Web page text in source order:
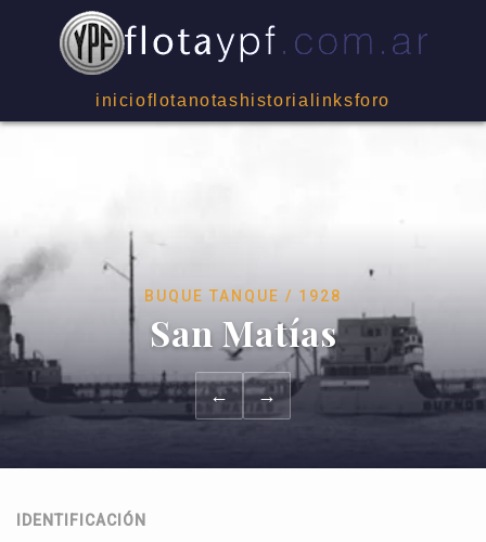
inicioflota notas historia linksforo
BUQUE TANQUE / 1928
San Matías
← →
IDENTIFICACIÓN